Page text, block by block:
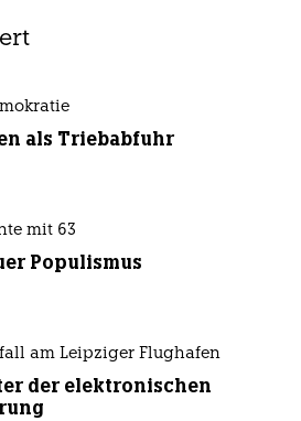
als Triebabfuhr
mit 63
Populismus
am Leipziger Flughafen
der elektronischen